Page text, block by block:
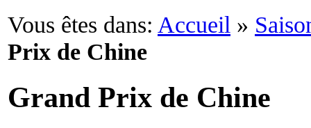
Vous êtes dans: Accueil »
Prix de Chine
Grand Prix de Chine